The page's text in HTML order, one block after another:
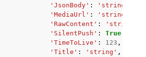
'JsonBody' : 'string'
'MediaUrl' : 'string'
'RawContent' : 'string'
'SilentPush' : True
'TimeToLive' : 123 ,
'Title' : 'string' ,